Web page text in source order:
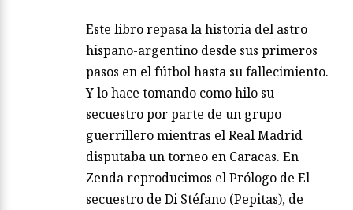
Este libro repasa la historia del astro
hispano-argentino desde sus primeros
pasos en el fútbol hasta su fallecimiento.
Y lo hace tomando como hilo su
secuestro por parte de un grupo
guerrillero mientras el Real Madrid
disputaba un torneo en Caracas. En
Zenda reproducimos el Prólogo de El
secuestro de Di Stéfano (Pepitas), de